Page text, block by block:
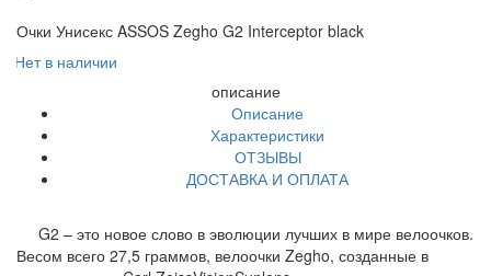
Очки Унисекс ASSOS Zegho G2 Interceptor black
Нет в наличии
описание
Описание
Характеристики
ОТЗЫВЫ
ДОСТАВКА И ОПЛАТА
G2 – это новое слово в эволюции лучших в мире велоочков.
Весом всего 27,5 граммов, велоочки Zegho, созданные в